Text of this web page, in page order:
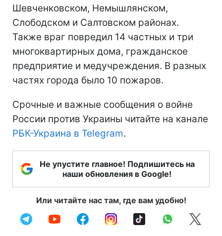
Шевченковском, Немышлянском,
Слободском и Салтовском районах.
Также враг повредил 14 частных и три
многоквартирных дома, гражданское
предприятие и медучреждения. В разных
частях города было 10 пожаров.
Срочные и важные сообщения о войне
России против Украины читайте на канале
РБК-Украина в Telegram.
Не упустите главное! Подпишитесь на
наши обновления в Google!
Или читайте нас там, где вам удобно!